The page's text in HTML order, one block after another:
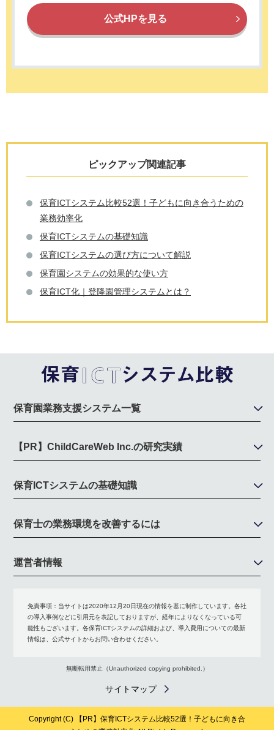
公式HPを見る
ピックアップ関連記事
保育ICTシステム比較52選！子どもに向き合うための
業務効率化
保育ICTシステムの基礎知識
保育ICTシステムの選び方について解説
保育園システムの効果的な使い方
保育ICT化｜登降園管理システムとは？
保育園業務支援システム一覧
【PR】ChildCareWeb Inc.の研究実績
保育ICTシステムの基礎知識
保育士の業務環境を改善するには
運営者情報
免責事項： 当サイトは2020年12月20日現在の情報を基に制作しています。各社
の導入事例などに引用元を表記しておりますが、経年によりなくなっている可
能性もございます。各保育ICTシステムの詳細および、導入費用についての最新
情報は、公式サイトからお問い合わせください。
無断転用禁止（Unauthorized copying prohibited.）
サイトマップ
Copyright (C)
保育ICTシステム比較52選！子どもに向き合